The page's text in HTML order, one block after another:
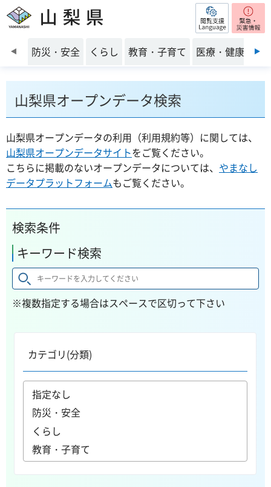
山梨県 閲覧支援
前のスライドを表示
防災・安全 くらし 教育・子育て 医療・健康・福
山梨県オープンデータ検索
山梨県オープンデータの利用（利用規約等）に関しては、
山梨県オープンデータサイトをご覧ください。
こちらに掲載のないオープンデータについては、 やまなし
データプラットフォームもご覧ください。
検索条件
キーワード検索
※複数指定する場合はスペースで区切って下さい
カテゴリ(分類)